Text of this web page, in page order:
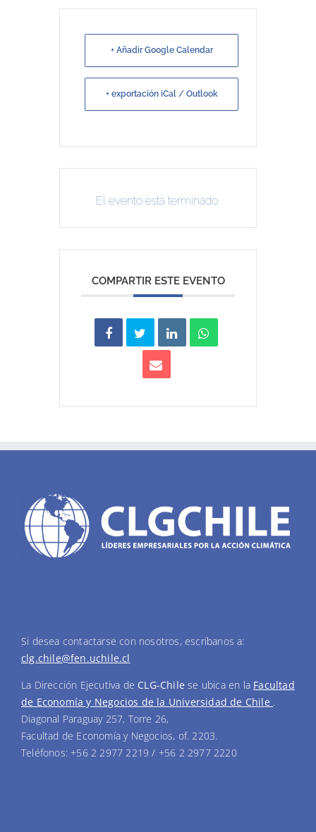
+ Añadir Google Calendar
+ exportación iCal / Outlook
El evento está terminado.
COMPARTIR ESTE EVENTO
Si desea contactarse con nosotros, escríbanos a:
clg.chile@fen.uchile.cl
La Dirección Ejecutiva de CLG-Chile se ubica en la Facultad
de Economía y Negocios de la Universidad de Chile .
Diagonal Paraguay 257, Torre 26,
Facultad de Economía y Negocios, of. 2203.
Teléfonos: +56 2 2977 2219 / +56 2 2977 2220